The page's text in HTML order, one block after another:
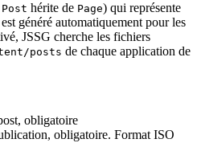
Post hérite de Page) qui représente
généré automatiquement pour les
JSSG cherche les fichiers
posts de chaque application de
obligatoire
obligatoire. Format ISO